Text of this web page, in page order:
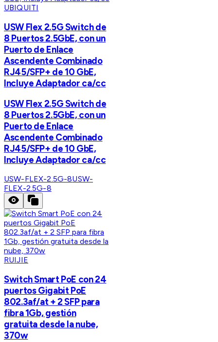
UBIQUITI
USW Flex 2.5G Switch de
8 Puertos 2.5GbE, con un
Puerto de Enlace
Ascendente Combinado
RJ45/SFP+ de 10 GbE,
Incluye Adaptador ca/cc
USW Flex 2.5G Switch de
8 Puertos 2.5GbE, con un
Puerto de Enlace
Ascendente Combinado
RJ45/SFP+ de 10 GbE,
Incluye Adaptador ca/cc
USW-FLEX-2.5G-8USW-
FLEX-2.5G-8
RUIJIE
Switch Smart PoE con 24
puertos Gigabit PoE
802.3af/at + 2 SFP para
fibra 1Gb, gestión
gratuita desde la nube,
370w